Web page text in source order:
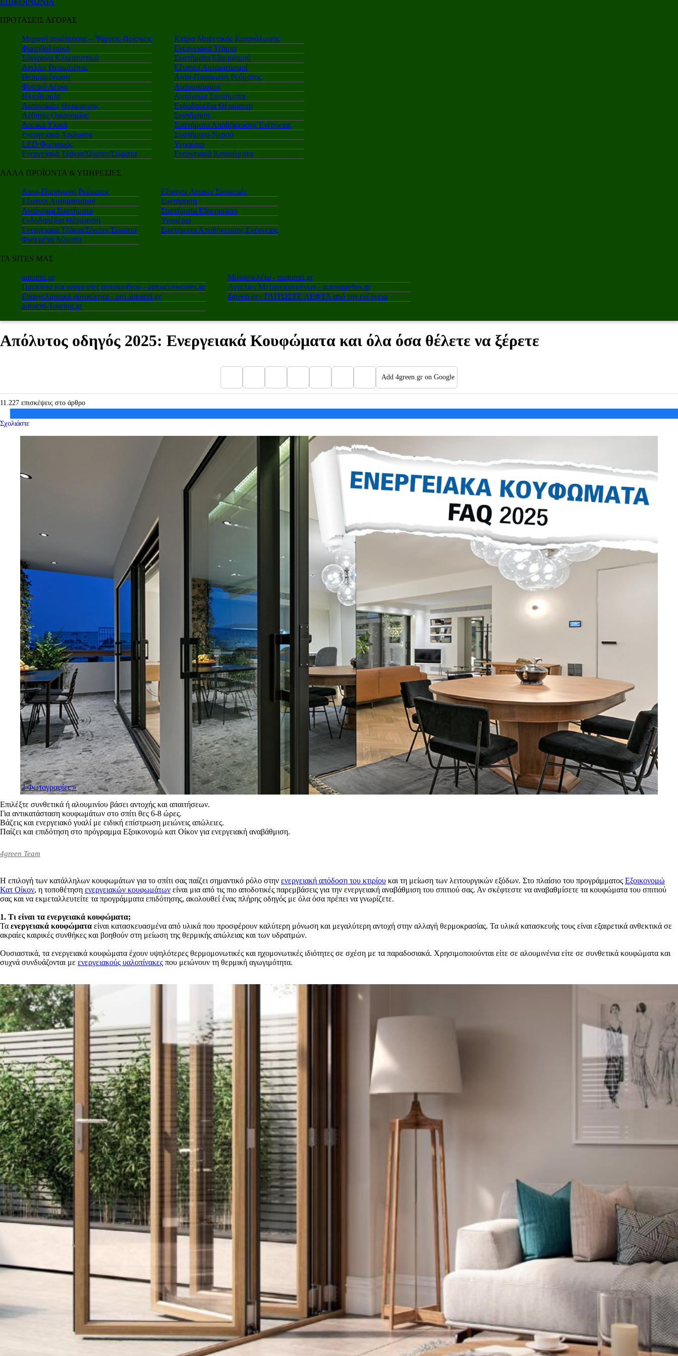
ΕΠΙΚΟΙΝΩΝΙΑ
ΠΡΟΤΑΣΕΙΣ ΑΓΟΡΑΣ
Μηχανή αναζήτησης – Ψάχνεις-Βρίσκεις
Φωτοβολταϊκά
Σύγχρονα Κλιματιστικά
Αντλίες Θερμότητας
Θερμομόνωση
Φυσικό Αέριο
Ηλιοθερμία
Αυτονομίες Θέρμανσης
Λέβητες Οικονομίας
Δομικά Υλικά
Ενεργειακά Χρώματα
LED Φωτισμός
Ενεργειακά Τζάκια/Σόμπες/Σώματα
Κτίρια Μηδενικής Κατανάλωσης
Ενεργειακά Τζάμια
Συστήματα Εξαερισμού
Εξυπνοι Αυτοματισμοί
Αυτο-Παραγωγή Ρεύματος
Αυτοματισμοί
Αυτόνομα Συστήματα
Ενδοδαπέδια Θέρμανση
Συντήρηση
Συστήματα Αποθήκευσης Ενέργειας
Συστήματα Νερού
Υγραέριο
Ενεργειακά Κουφώματα
ΑΛΛΑ ΠΡΟΪΟΝΤΑ & ΥΠΗΡΕΣΙΕΣ
Αυτο-Παραγωγή Ρεύματος
Εξυπνοι Αυτοματισμοί
Αυτόνομα Συστήματα
Ενδοδαπέδια Θέρμανση
Ενεργειακά Τζάκια/Σόμπες/Σώματα
Φυτεμένα Δώματα
Εξυπνες Λευκές Συσκευές
Συντήρηση
Συστήματα Εξαερισμού
Υγραέριο
Συστήματα Αποθήκευσης Ενέργειας
ΤΑ SITES ΜΑΣ
autotriti.gr
Προϊόντα και υπηρεσίες αυτοκινήτου - autoaccessories.gr
Επαγγελματικά αυτοκίνητα - pro.autotriti.gr
autotriti-Touring.gr
Μοτοσικλέτα - mototriti.gr
Αγγελιες Μεταχειρισμένων - autoaggelies.gr
4green.gr - ΓΛΙΤΩΣΤΕ ΛΕΦΤΑ από την ενέργεια
Απόλυτος οδηγός 2025: Ενεργειακά Κουφώματα και όλα όσα θέλετε να ξέρετε
Add 4green.gr on Google
11.227 επισκέψεις στο άρθρο
Σχολιάστε
2 Φωτογραφίες»
Επιλέξτε συνθετικά ή αλουμινίου βάσει αντοχής και απαιτήσεων.
Για αντικατάσταση κουφωμάτων στο σπίτι θες 6-8 ώρες.
Βάζεις και ενεργειακό γυαλί με ειδική επίστρωση μειώνεις απώλειες.
Παίζει και επιδότηση στο πρόγραμμα Εξοικονομώ κατ Οίκον για ενεργειακή αναβάθμιση.
4green Team
Η επιλογή των κατάλληλων κουφωμάτων για το σπίτι σας παίζει σημαντικό ρόλο στην ενεργειακή απόδοση του κτιρίου και τη μείωση των λειτουργικών εξόδων. Στο πλαίσιο του προγράμματος Εξοικονομώ
Κατ Οίκον, η τοποθέτηση ενεργειακών κουφωμάτων είναι μια από τις πιο αποδοτικές παρεμβάσεις για την ενεργειακή αναβάθμιση του σπιτιού σας. Αν σκέφτεστε να αναβαθμίσετε τα κουφώματα του σπιτιού
σας και να εκμεταλλευτείτε τα προγράμματα επιδότησης, ακολουθεί ένας πλήρης οδηγός με όλα όσα πρέπει να γνωρίζετε.
1. Τι είναι τα ενεργειακά κουφώματα;
Τα ενεργειακά κουφώματα είναι κατασκευασμένα από υλικά που προσφέρουν καλύτερη μόνωση και μεγαλύτερη αντοχή στην αλλαγή θερμοκρασίας. Τα υλικά κατασκευής τους είναι εξαιρετικά ανθεκτικά σε
ακραίες καιρικές συνθήκες και βοηθούν στη μείωση της θερμικής απώλειας και των υδρατμών.
Ουσιαστικά, τα ενεργειακά κουφώματα έχουν υψηλότερες θερμομονωτικές και ηχομονωτικές ιδιότητες σε σχέση με τα παραδοσιακά. Χρησιμοποιούνται είτε σε αλουμινένια είτε σε συνθετικά κουφώματα και
συχνά συνδυάζονται με ενεργειακούς υαλοπίνακες που μειώνουν τη θερμική αγωγιμότητα.